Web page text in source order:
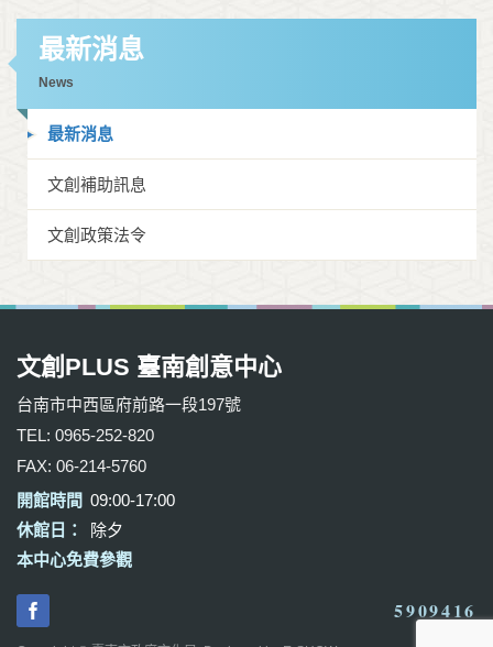
最新消息
News
最新消息
文創補助訊息
文創政策法令
文創PLUS 臺南創意中心
台南市中西區府前路一段197號
TEL: 0965-252-820
FAX: 06-214-5760
開館時間 09:00-17:00
休館日：
除夕
本中心免費參觀
5909416